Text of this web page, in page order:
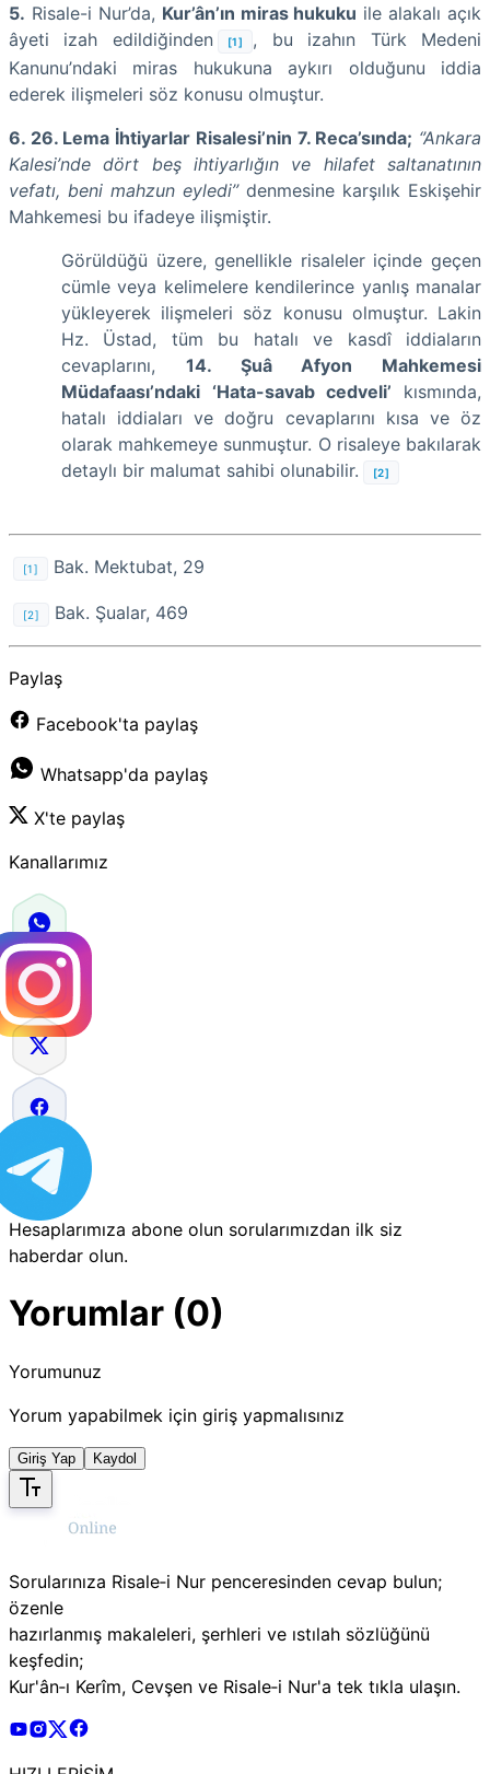
5. Risale-i Nur’da, Kur’ân’ın miras hukuku ile alakalı açık
âyeti izah edildiğinden
[1]
, bu izahın Türk Medeni
Kanunu’ndaki miras hukukuna aykırı olduğunu iddia
ederek ilişmeleri söz konusu olmuştur.
6. 26. Lema İhtiyarlar Risalesi’nin 7. Reca’sında; ‘’Ankara
Kalesi’nde dört beş ihtiyarlığın ve hilafet saltanatının
vefatı, beni mahzun eyledi’’denmesine karşılık Eskişehir
Mahkemesi bu ifadeye ilişmiştir.
Görüldüğü üzere, genellikle risaleler içinde geçen
cümle veya kelimelere kendilerince yanlış manalar
yükleyerek ilişmeleri söz konusu olmuştur. Lakin
Hz. Üstad, tüm bu hatalı ve kasdî iddiaların
cevaplarını, 14. Şuâ Afyon Mahkemesi
Müdafaası’ndaki ‘Hata-savab cedveli’ kısmında,
hatalı iddiaları ve doğru cevaplarını kısa ve öz
olarak mahkemeye sunmuştur. O risaleye bakılarak
detaylı bir malumat sahibi olunabilir.
[2]
[1] Bak. Mektubat, 29
[2] Bak. Şualar, 469
Paylaş
Facebook'ta paylaş
Whatsapp'da paylaş
X'te paylaş
Kanallarımız
Hesaplarımıza abone olun sorularımızdan ilk siz
haberdar olun.
Yorumlar (0)
Yorumunuz
Yorum yapabilmek için giriş yapmalısınız
Giriş Yap Kaydol
Sorularınıza Risale‑i Nur penceresinden cevap bulun;
özenle
hazırlanmış makaleleri, şerhleri ve ıstılah sözlüğünü
keşfedin;
Kur'ân‑ı Kerîm, Cevşen ve Risale‑i Nur'a tek tıkla ulaşın.
Risale Online Youtube Hesabı
Risale Online Instagram Hesabı
Risale Online X Hesabı